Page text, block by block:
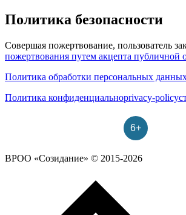
Политика безопасности
Совершая пожертвование, пользователь
пожертвования путем акцепта публичной
Политика обработки персональных
Политика конфиденциальноprivacy-
6+
ВРОО «Созидание» © 2015-2026